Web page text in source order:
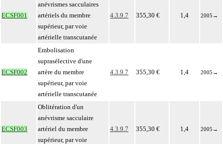
ECSF001
anévrismes sacculaires
artériels du membre
supérieur, par voie
artérielle transcutanée
4.3.9.7 355,30 € 1,4 2005 →
ECSF002
Embolisation
suprasélective d'une
artère du membre
supérieur, par voie
artérielle transcutanée
4.3.9.7 355,30 € 1,4 2005 →
ECSF003
Oblitération d'un
anévrisme sacculaire
artériel du membre
supérieur, par voie
4.3.9.7 355,30 € 1,4 2005 →